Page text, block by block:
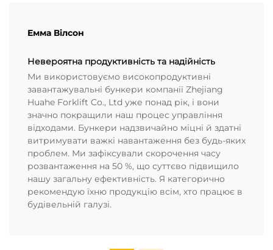
Емма Вілсон
Невероятна продуктивність та надійність
Ми використовуємо високопродуктивні
завантажувальні бункери компанії Zhejiang
Huahe Forklift Co., Ltd уже понад рік, і вони
значно покращили наш процес управління
відходами. Бункери надзвичайно міцні й здатні
витримувати важкі навантаження без будь-яких
проблем. Ми зафіксували скорочення часу
розвантаження на 50 %, що суттєво підвищило
нашу загальну ефективність. Я категорично
рекомендую їхню продукцію всім, хто працює в
будівельній галузі.